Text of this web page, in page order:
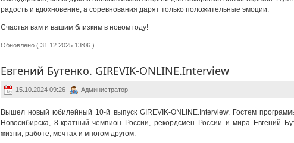
радость и вдохновение, а соревнования дарят только положительные эмоции.
Счастья вам и вашим близким в новом году!
Обновлено ( 31.12.2025 13:06 )
Евгений Бутенко. GIREVIK-ONLINE.Interview
15.10.2024 09:26 Администратор
Вышел новый юбилейный 10-й выпуск GIREVIK-ONLINE.Interview. Гостем
Новосибирска, 8-кратный чемпион России, рекордсмен России и мира Евгений
жизни, работе, мечтах и многом другом.